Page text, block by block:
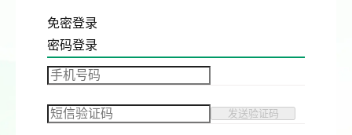
免密登录
密码登录
发送验证码